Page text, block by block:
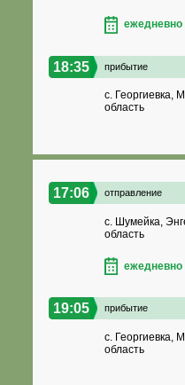
ежедневно
18:35 прибытие
с. Георгиевка,
область
17:06 отправление
с. Шумейка,
область
ежедневно
19:05 прибытие
с. Георгиевка,
область